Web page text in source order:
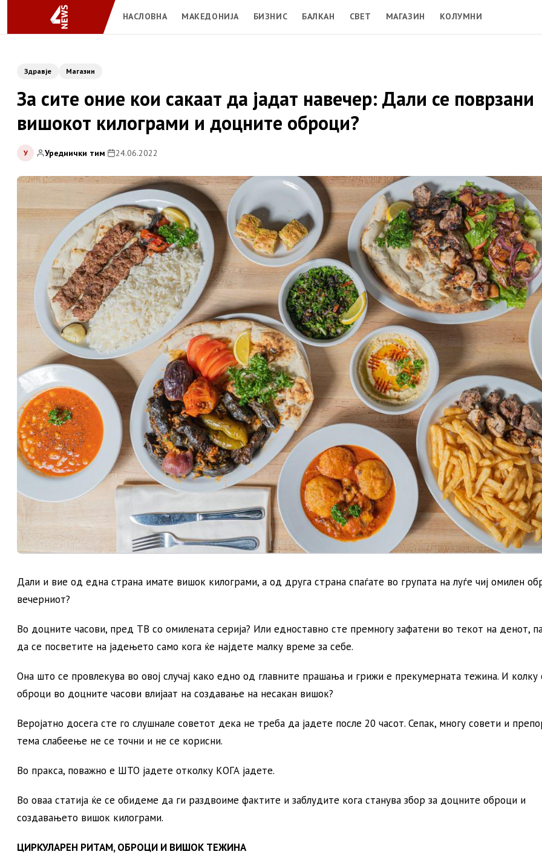
НАСЛОВНА МАКЕДОНИЈА БИЗНИС БАЛКАН СВЕТ МАГАЗИН КОЛУМНИ
Здравје Магазин
За сите оние кои сакаат да јадат навечер: Дали се поврзани
вишокот килограми и доцните оброци?
У Уреднички тим| 24.06.2022
Дали и вие од една страна имате вишок килограми, а од друга страна спаѓате во групата на луѓе чиј омилен
вечерниот?
Во доцните часови, пред ТВ со омилената серија? Или едноставно сте премногу зафатени во текот на денот,
да се посветите на јадењето само кога ќе најдете малку време за себе.
Она што се провлекува во овој случај како едно од главните прашања и грижи е прекумерната тежина. И колку
оброци во доцните часови влијаат на создавање на несакан вишок?
Веројатно досега сте го слушнале советот дека не треба да јадете после 20 часот. Сепак, многу совети и
тема слабеење не се точни и не се корисни.
Во пракса, поважно е ШТО јадете отколку КОГА јадете.
Во оваа статија ќе се обидеме да ги раздвоиме фактите и заблудите кога станува збор за доцните оброци и
создавањето вишок килограми.
ЦИРКУЛАРЕН РИТАМ, ОБРОЦИ И ВИШОК ТЕЖИНА